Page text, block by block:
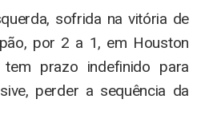
sofrida na vitória de
por 2 a 1, em Houston
prazo indefinido para
perder a sequência da